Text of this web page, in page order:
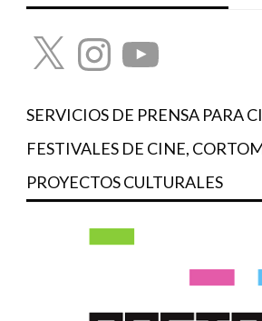
X InstagramYouTube
SERVICIOS DE PRENSA PARA
FESTIVALES DE CINE,
PROYECTOS CULTURALES